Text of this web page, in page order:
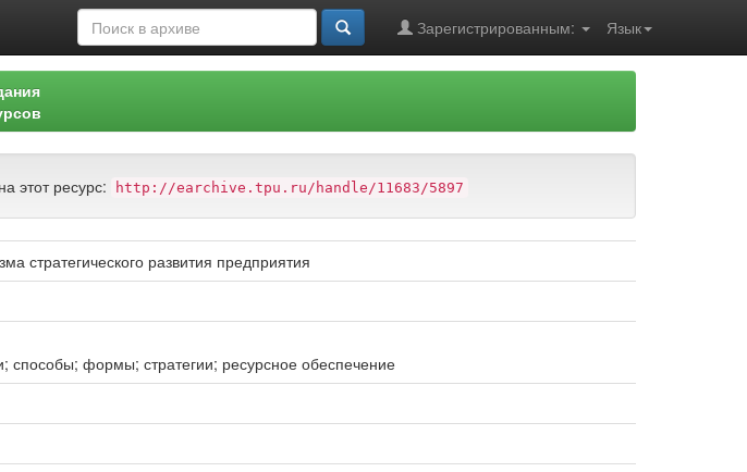
Язык
Зарегистрированным:
этот ресурс: http://earchive.tpu.ru/handle/11683/5897
стратегического развития предприятия
способы; формы; стратегии; ресурсное обеспечение